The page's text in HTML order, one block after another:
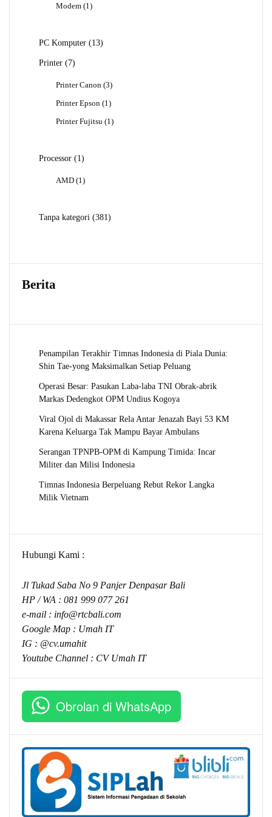
Modem 1 1
PC Komputer 1313
Printer
77
Printer Canon 33
Printer Epson
1 1
Printer Fujitsu
1 1
Processor 11
AMD 1 1
Tanpa kategori 381381
Berita
Penampilan Terakhir Timnas Indonesia di Piala Dunia:
Shin Tae-yong Maksimalkan Setiap Peluang
Operasi Besar: Pasukan Laba-laba TNI Obrak-abrik
Markas Dedengkot OPM Undius Kogoya
Viral Ojol di Makassar Rela Antar Jenazah Bayi 53 KM
Karena Keluarga Tak Mampu Bayar Ambulans
Serangan TPNPB-OPM di Kampung Timida: Incar
Militer dan Milisi Indonesia
Timnas Indonesia Berpeluang Rebut Rekor Langka
Milik Vietnam
Hubungi Kami :
Jl Tukad Saba No 9 Panjer Denpasar Bali
HP / WA : 081 999 077 261
e-mail : info@rtcbali.com
Google Map : Umah IT
IG : @cv.umahit
Youtube Channel : CV Umah IT
Obrolan di WhatsApp